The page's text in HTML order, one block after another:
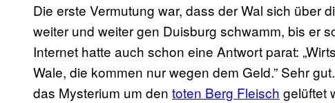
Die erste Vermutung war, dass der Wal sich über
weiter und weiter gen Duisburg schwamm, bis er
Internet hatte auch schon eine Antwort parat:
Wale, die kommen nur wegen dem Geld.” Sehr
das Mysterium um den toten Berg Fleisch gelüftet